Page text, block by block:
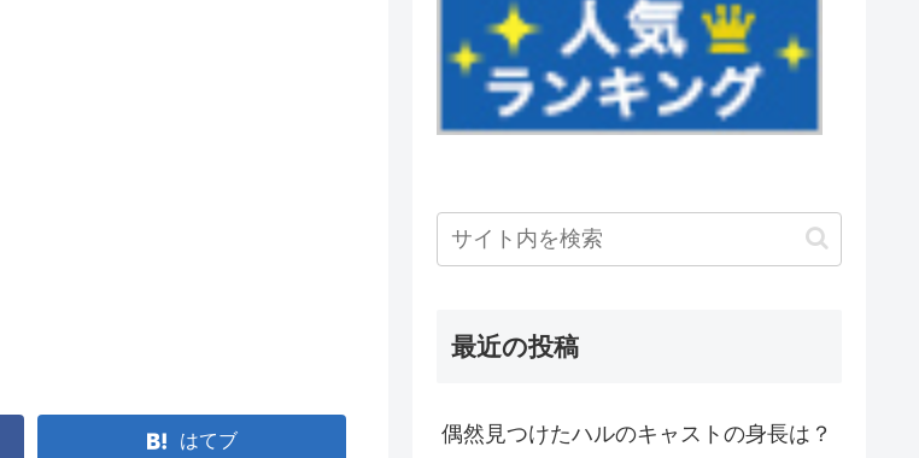
はてブ
最近の投稿
偶然見つけたハルのキャストの身長は？